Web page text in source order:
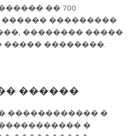
�� 700
������ ���������
�������� �����
����� ��������.
������
������������ �
�